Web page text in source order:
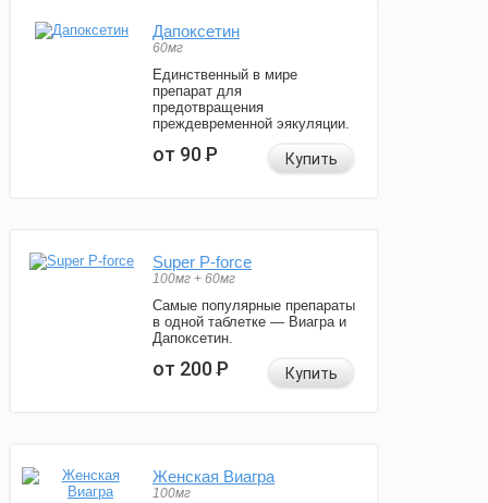
Дапоксетин
60мг
Единственный в мире
препарат для
предотвращения
преждевременной эякуляции.
от 90Р Купить
Super P-force
100мг + 60мг
Самые популярные препараты
в одной таблетке — Виагра и
Дапоксетин.
от 200Р Купить
Женская Виагра
100мг